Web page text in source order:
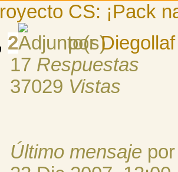
CS: ¡Pack
2 porDiegollaf
17 Respuestas
37029 Vistas
Último mensaje